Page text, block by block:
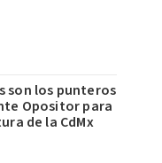
son los punteros
Opositor para
de la CdMx